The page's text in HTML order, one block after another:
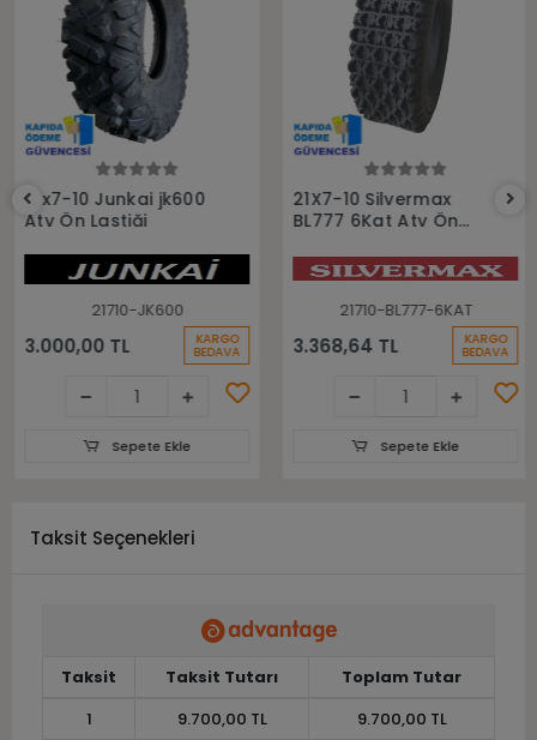
21x7-10 Junkai jk600
Atv Ön Lastiği
21710-JK600
3.000,00 TL KARGO
BEDAVA
Sepete Ekle
21X7-10 Silvermax
BL777 6Kat Atv Ön
21710-BL777-6KAT
3.368,64 TL KARGO
BEDAVA
Sepete Ekle
Taksit Seçenekleri
Taksit Taksit Tutarı
Toplam Tutar
1
9.700,00 TL 9.700,00 TL